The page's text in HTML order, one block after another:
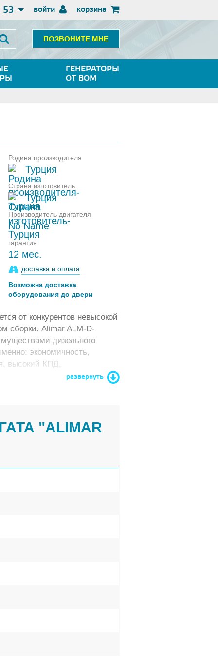
войти
53 корзина
ПОЗВОНИТЕ МНЕ
ГЕНЕРАТОРЫ
ОТ ВОМ
Родина производителя
Турция
Страна изготовитель
Турция
Производитель двигателя
No Name
гарантия
12 мес.
доставка и оплата
Возможна доставка
оборудования до двери
от конкурентов невысокой
сборки. Alimar ALM-D-
дизельного
экономичность,
высокий КПД,
низкая себестоимость
развернуть
"ALIMAR